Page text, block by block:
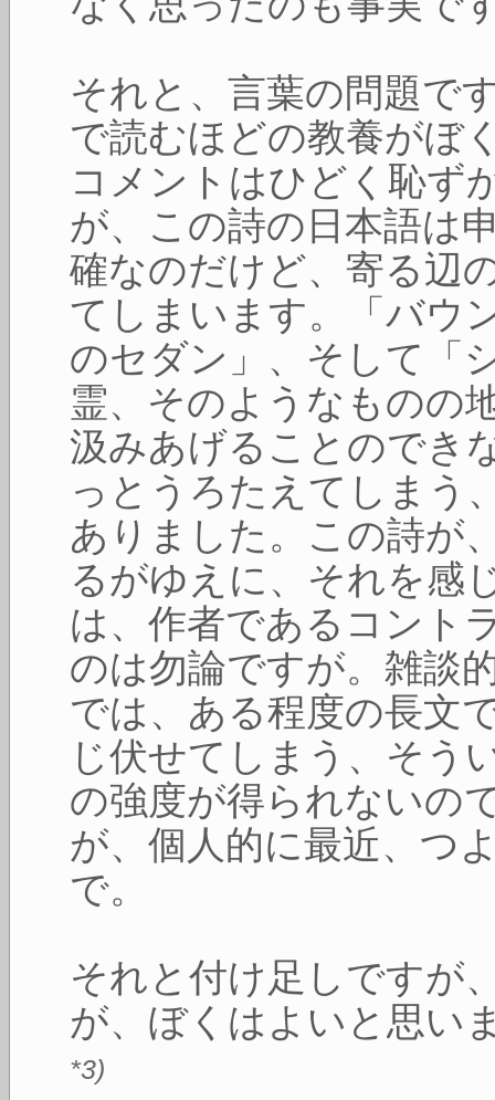
それと、言葉の問題で
で読むほどの教養がぼ
コメントはひどく恥ず
が、この詩の日本語は
確なのだけど、寄る辺
てしまいます。「バウ
のセダン」、そして「
霊、そのようなものの
汲みあげることのでき
っとうろたえてしまう
ありました。この詩が
るがゆえに、それを感
は、作者であるコント
のは勿論ですが。雑談
では、ある程度の長文
じ伏せてしまう、そう
の強度が得られないの
が、個人的に最近、つ
で。
それと付け足しですが
が、ぼくはよいと思い
*3)